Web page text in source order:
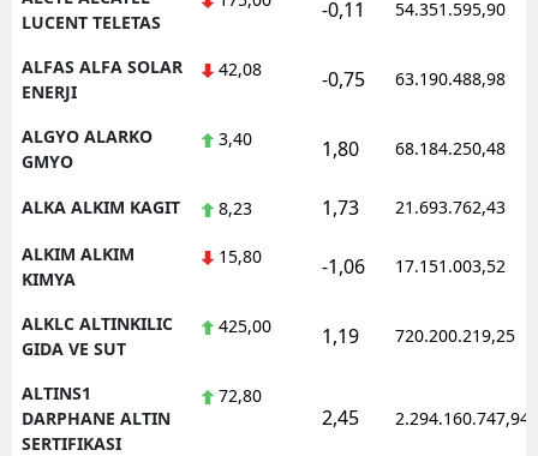
LUCENT TELETAS
-0,11 54.351.595,90
ALFAS ALFA SOLAR
ENERJI
42,08 -0,75 63.190.488,98
ALGYO ALARKO
GMYO
3,40 1,80 68.184.250,48
ALKA ALKIM KAGIT 8,23 1,73 21.693.762,43
ALKIM ALKIM
KIMYA
15,80 -1,06 17.151.003,52
ALKLC ALTINKILIC
GIDA VE SUT
425,00 1,19 720.200.219,25
ALTINS1
DARPHANE ALTIN
SERTIFIKASI
72,80
2,45 2.294.160.747,94